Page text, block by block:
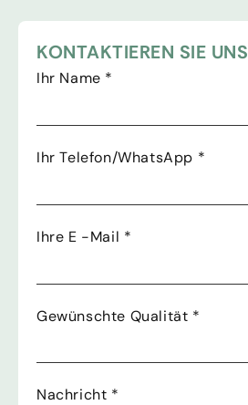
KONTAKTIEREN SIE UNS
Ihr Name *
Ihr Telefon/WhatsApp *
Ihre E -Mail *
Gewünschte Qualität *
Nachricht *